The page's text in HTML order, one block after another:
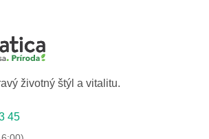
životný štýl a vitalitu.
45